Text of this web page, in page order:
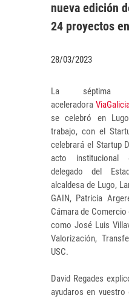
nueva edición
24 proyectos
28/03/2023
La
aceleradora
se celebró en
trabajo, con el
celebrará el Startup
acto institucional
delegado del
alcaldesa de Lugo,
GAIN, Patricia
Cámara de
como José Luis
Valorización,
USC.
David Regades
ayudaros en